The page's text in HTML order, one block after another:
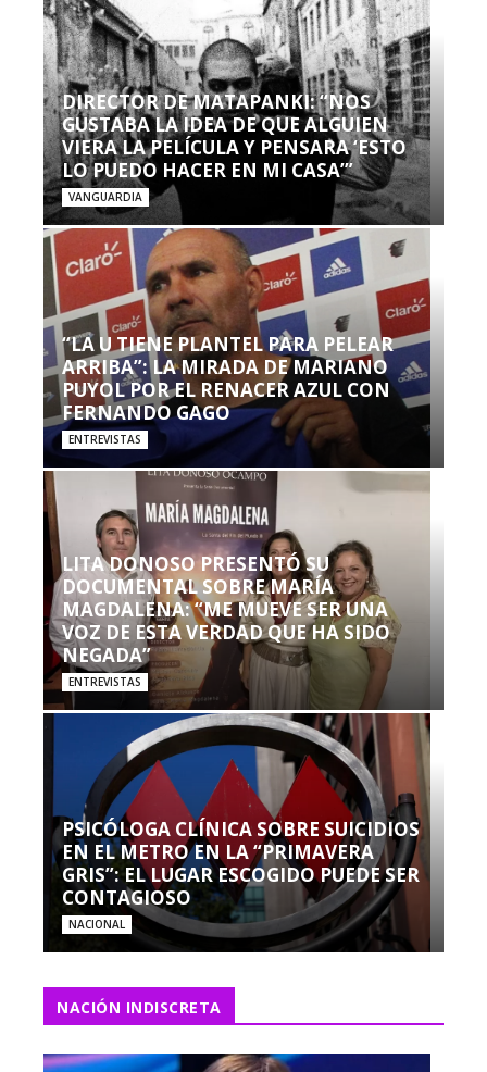
DIRECTOR DE MATAPANKI: “NOS
GUSTABA LA IDEA DE QUE ALGUIEN
VIERA LA PELÍCULA Y PENSARA ‘ESTO
LO PUEDO HACER EN MI CASA’”
VANGUARDIA
“LA U TIENE PLANTEL PARA PELEAR
ARRIBA”: LA MIRADA DE MARIANO
PUYOL POR EL RENACER AZUL CON
FERNANDO GAGO
ENTREVISTAS
LITA DONOSO PRESENTÓ SU
DOCUMENTAL SOBRE MARÍA
MAGDALENA: “ME MUEVE SER UNA
VOZ DE ESTA VERDAD QUE HA SIDO
NEGADA”
ENTREVISTAS
PSICÓLOGA CLÍNICA SOBRE SUICIDIOS
EN EL METRO EN LA “PRIMAVERA
GRIS”: EL LUGAR ESCOGIDO PUEDE SER
CONTAGIOSO
NACIONAL
NACIÓN INDISCRETA